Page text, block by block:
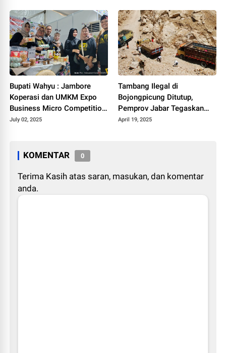
Bupati Wahyu : Jambore
Koperasi dan UMKM Expo
Business Micro Competition
(BMC) 2025 Jangan Sekedar
July 02, 2025
Tambang Ilegal di
Bojongpicung Ditutup,
Pemprov Jabar Tegaskan
Komitmen Lindungi
April 19, 2025
KOMENTAR 0
Terima Kasih atas saran, masukan, dan komentar
anda.